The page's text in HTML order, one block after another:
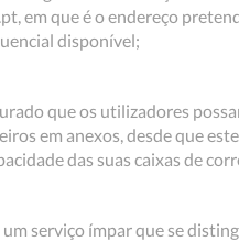
em que é o endereço
disponível;
que os utilizadores
em anexos, desde que
das suas caixas de
serviço ímpar que se